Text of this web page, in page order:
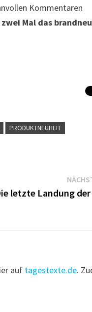
Kommentaren
zwei Mal das
PRODUKTNEUHEIT
letzte Landung
auf tagestexte.de.